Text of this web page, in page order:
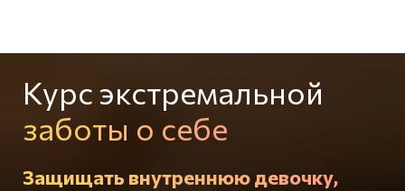
Курс экстремальной
заботы о себе
Защищать внутреннюю девочку,